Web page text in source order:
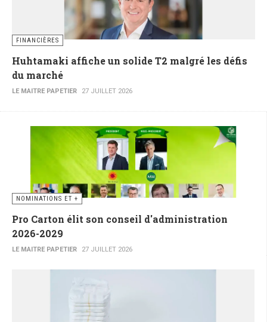
FINANCIÈRES
Huhtamaki affiche un solide T2 malgré les défis
du marché
LE MAITRE PAPETIER 27 JUILLET 2026
NOMINATIONS ET +
Pro Carton élit son conseil d'administration
2026-2029
LE MAITRE PAPETIER 27 JUILLET 2026